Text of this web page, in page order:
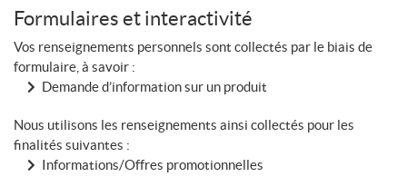
Formulaires et interactivité
Vos renseignements personnels sont collectés par le biais de
formulaire, à savoir :
Demande d’information sur un produit
Nous utilisons les renseignements ainsi collectés pour les
finalités suivantes :
Informations/Offres promotionnelles